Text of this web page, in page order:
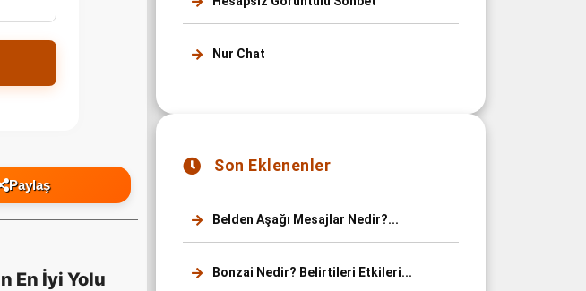
Paylaş
En İyi Yolu
Nur Chat
Son Eklenenler
Belden Aşağı Mesajlar Nedir?...
Bonzai Nedir? Belirtileri Etkileri...